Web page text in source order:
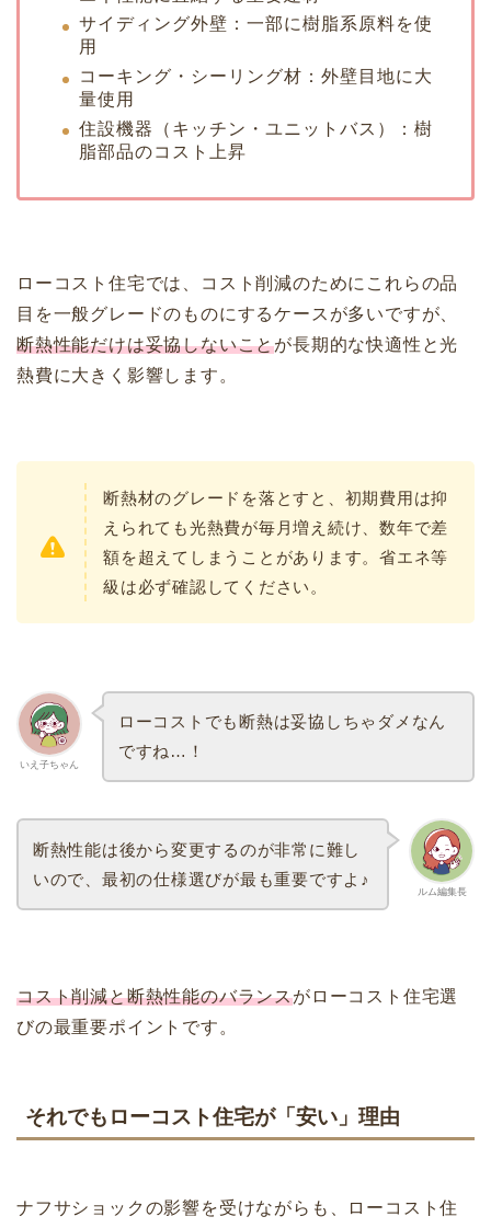
サイディング外壁：一部に樹脂系原料を使
用
コーキング・シーリング材：外壁目地に大
量使用
住設機器（キッチン・ユニットバス）：樹
脂部品のコスト上昇
ローコスト住宅では、コスト削減のためにこれらの品
目を一般グレードのものにするケースが多いですが、
断熱性能だけは妥協しないことが長期的な快適性と光
熱費に大きく影響します。
断熱材のグレードを落とすと、初期費用は抑
えられても光熱費が毎月増え続け、数年で差
額を超えてしまうことがあります。省エネ等
級は必ず確認してください。
いえ子ちゃん
ローコストでも断熱は妥協しちゃダメなん
ですね…！
ルム編集長
断熱性能は後から変更するのが非常に難し
いので、最初の仕様選びが最も重要ですよ♪
コスト削減と断熱性能のバランスがローコスト住宅選
びの最重要ポイントです。
それでもローコスト住宅が「安い」理由
ナフサショックの影響を受けながらも、ローコスト住